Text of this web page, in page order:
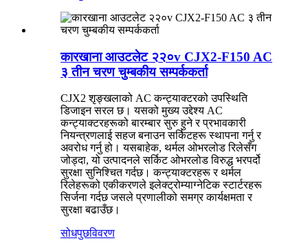
कारखाना आउटलेट २२०v CJX2-F150 AC
३ तीन चरण चुम्बकीय सम्पर्ककर्ता
CJX2 शृङ्खलाको AC कन्ट्याक्टरको उपस्थिति
डिजाइन सरल छ। यसको मुख्य उद्देश्य AC
कन्ट्याक्टरहरूको बारम्बार सुरु हुने र प्रभावकारी
नियन्त्रणलाई सहज बनाउन सर्किटहरू स्थापना गर्नु र
अवरोध गर्नु हो। यसबाहेक, थर्मल ओभरलोड रिलेसँग
जोड्दा, यो उत्पादनले सर्किट ओभरलोड विरुद्ध भरपर्दो
सुरक्षा सुनिश्चित गर्दछ। कन्ट्याक्टरहरू र थर्मल
रिलेहरूको एकीकरणले इलेक्ट्रोम्याग्नेटिक स्टार्टरहरू
सिर्जना गर्दछ जसले प्रणालीको समग्र कार्यक्षमता र
सुरक्षा बढाउँछ।
सोधपुछविवरण